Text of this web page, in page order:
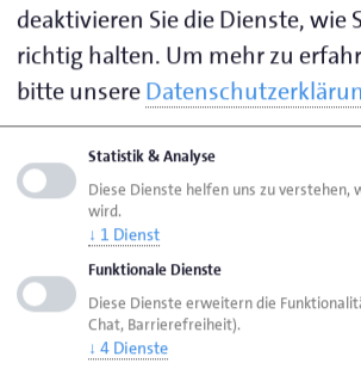
Vorstellung des Ausbilders
Regelungen
Vorstellung der Mitarbeiter
betrieblichen Einrichtungen
Sicherheitsbestimmungen
Einweisung in den Arbeitsplatz
deaktivieren Sie die Dienste, wie
richtig halten. Um mehr zu
bitte unsere
Statistik & Analyse
Diese Dienste helfen uns zu verstehen,
wird.
↓ 1 Dienst
Funktionale Dienste
Diese Dienste erweitern die
Chat, Barrierefreiheit).
↓ 4 Dienste